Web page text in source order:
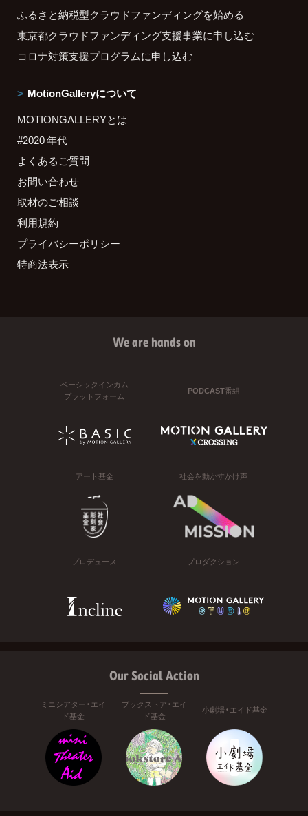
ふるさと納税型クラウドファンディングを始める
東京都クラウドファンディング支援事業に申し込む
コロナ対策支援プログラムに申し込む
MotionGalleryについて
MOTIONGALLERYとは
#2020 年代
よくあるご質問
お問い合わせ
取材のご相談
利用規約
プライバシーポリシー
特商法表示
We are hands on
ベーシックインカム
プラットフォーム
PODCAST番組
アート基金 社会を動かすかけ声
プロデュース プロダクション
Our Social Action
ミニシアター・エイ
ド基金
ブックストア・エイ
ド基金
小劇場・エイド基金